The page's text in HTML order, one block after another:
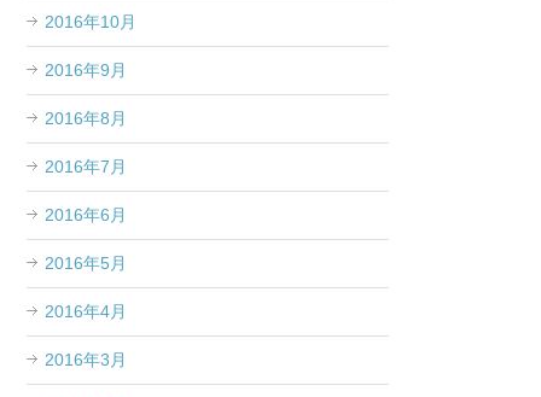
2016年10月
2016年9月
2016年8月
2016年7月
2016年6月
2016年5月
2016年4月
2016年3月